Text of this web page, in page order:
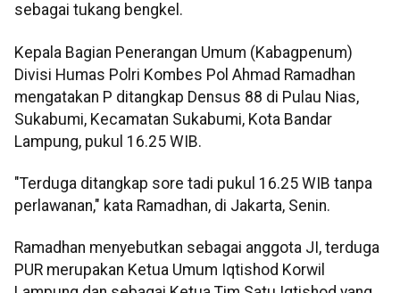
sebagai tukang bengkel.
Kepala Bagian Penerangan Umum (Kabagpenum)
Divisi Humas Polri Kombes Pol Ahmad Ramadhan
mengatakan P ditangkap Densus 88 di Pulau Nias,
Sukabumi, Kecamatan Sukabumi, Kota Bandar
Lampung, pukul 16.25 WIB.
"Terduga ditangkap sore tadi pukul 16.25 WIB tanpa
perlawanan," kata Ramadhan, di Jakarta, Senin.
Ramadhan menyebutkan sebagai anggota JI, terduga
PUR merupakan Ketua Umum Iqtishod Korwil